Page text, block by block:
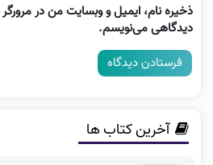
ذخیره نام، ایمیل و وبسایت من در مرورگر
دیدگاهی می‌نویسم.
آخرین کتاب ها